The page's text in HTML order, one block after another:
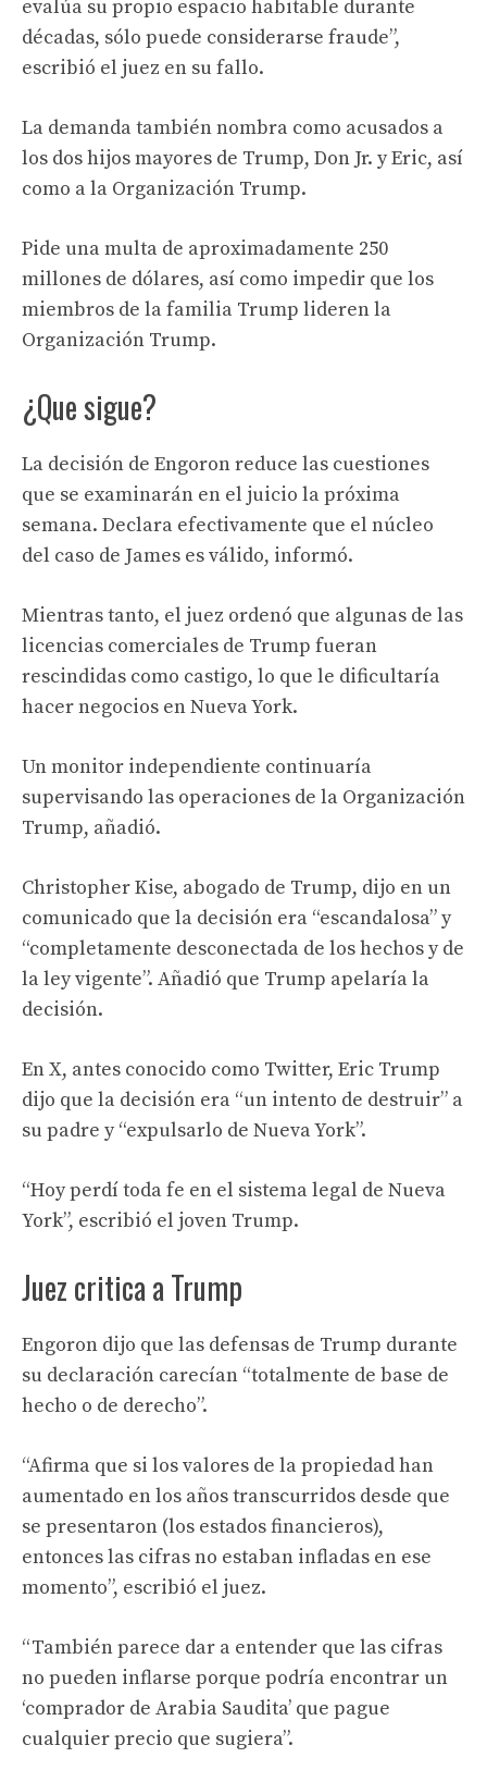
evalúa su propio espacio habitable durante
décadas, sólo puede considerarse fraude”,
escribió el juez en su fallo.
La demanda también nombra como acusados ​​a
los dos hijos mayores de Trump, Don Jr. y Eric, así
como a la Organización Trump.
Pide una multa de aproximadamente 250
millones de dólares, así como impedir que los
miembros de la familia Trump lideren la
Organización Trump.
¿Que sigue?
La decisión de Engoron reduce las cuestiones
que se examinarán en el juicio la próxima
semana. Declara efectivamente que el núcleo
del caso de James es válido, informó.
Mientras tanto, el juez ordenó que algunas de las
licencias comerciales de Trump fueran
rescindidas como castigo, lo que le dificultaría
hacer negocios en Nueva York.
Un monitor independiente continuaría
supervisando las operaciones de la Organización
Trump, añadió.
Christopher Kise, abogado de Trump, dijo en un
comunicado que la decisión era “escandalosa” y
“completamente desconectada de los hechos y de
la ley vigente”. Añadió que Trump apelaría la
decisión.
En X, antes conocido como Twitter, Eric Trump
dijo que la decisión era “un intento de destruir” a
su padre y “expulsarlo de Nueva York”.
“Hoy perdí toda fe en el sistema legal de Nueva
York”, escribió el joven Trump.
Juez critica a Trump
Engoron dijo que las defensas de Trump durante
su declaración carecían “totalmente de base de
hecho o de derecho”.
“Afirma que si los valores de la propiedad han
aumentado en los años transcurridos desde que
se presentaron (los estados financieros),
entonces las cifras no estaban infladas en ese
momento”, escribió el juez.
“También parece dar a entender que las cifras
no pueden inflarse porque podría encontrar un
‘comprador de Arabia Saudita’ que pague
cualquier precio que sugiera”.